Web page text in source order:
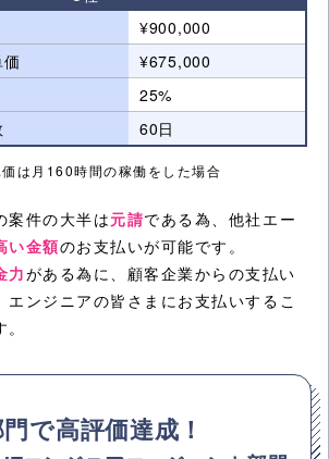
¥900,000
¥675,000
25%
60日
は月160時間の稼働をした場合
案件の大半は元請である為、他社エー
い金額のお支払いが可能です。
力がある為に、顧客企業からの支払い
エンジニアの皆さまにお支払いするこ
で高評価達成！